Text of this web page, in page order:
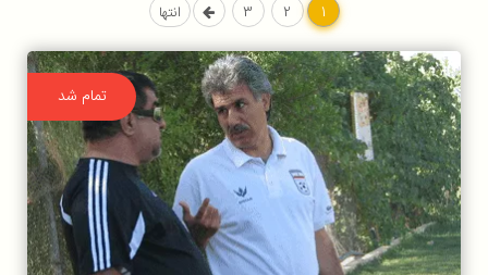
1
2
3 انتها
تمام شد